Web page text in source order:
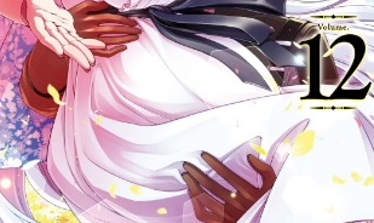
リキューレ コミックパルフェ
コミックエッセイ